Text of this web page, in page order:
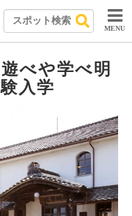
MENU
べや学べ明
入学